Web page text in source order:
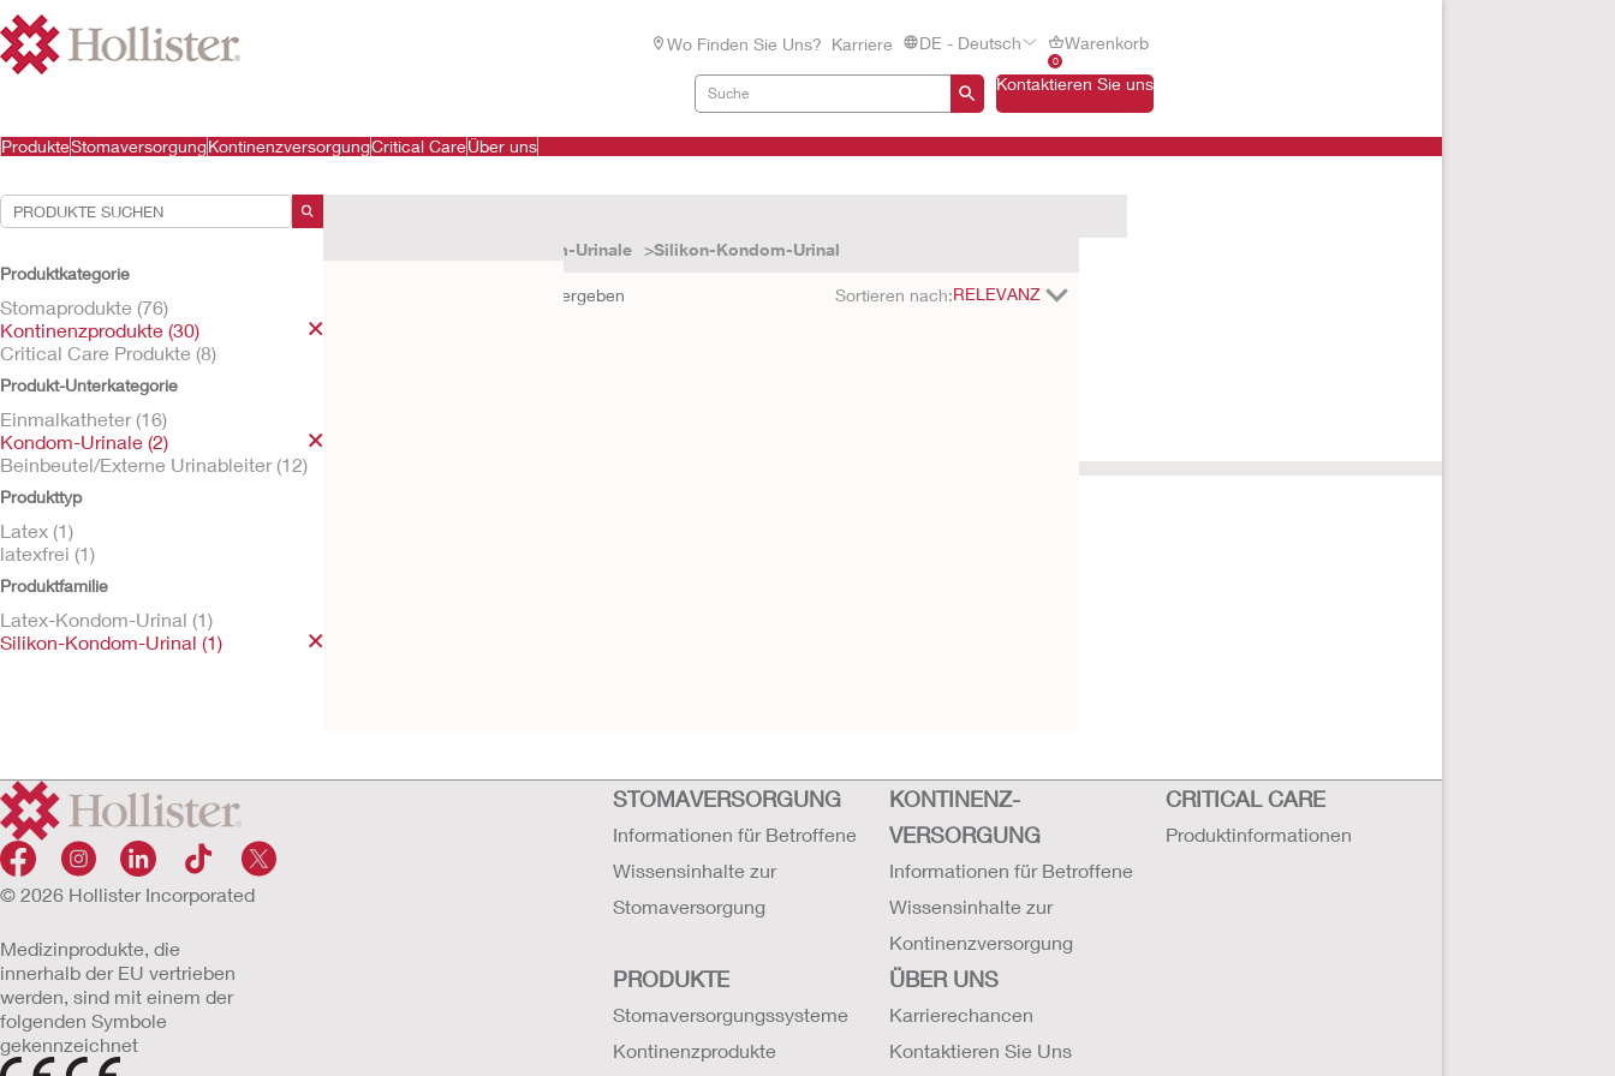
Wo Finden Sie Uns? Karriere DE - Deutsch
0
Warenkorb
Kontaktieren Sie uns
ProdukteStomaversorgungKontinenzversorgungCritical CareÜber uns
Produktkategorie
Stomaprodukte (76)
Kontinenzprodukte (30)
Critical Care Produkte (8)
Produkt-Unterkategorie
Einmalkatheter (16)
Kondom-Urinale (2)
Beinbeutel/Externe Urinableiter (12)
Produkttyp
Latex (1)
latexfrei (1)
Produktfamilie
Latex-Kondom-Urinal (1)
Silikon-Kondom-Urinal (1)
Kondom-Urinale Silikon-Kondom-Urinal
Ergebnisse ergeben Sortieren nach:
© 2026 Hollister Incorporated
Medizinprodukte, die
innerhalb der EU vertrieben
werden, sind mit einem der
folgenden Symbole
gekennzeichnet
STOMAVERSORGUNG
Informationen für Betroffene
Wissensinhalte zur
Stomaversorgung
KONTINENZ-
VERSORGUNG
Informationen für Betroffene
Wissensinhalte zur
Kontinenzversorgung
CRITICAL CARE
Produktinformationen
PRODUKTE
Stomaversorgungssysteme
Kontinenzprodukte
ÜBER UNS
Karrierechancen
Kontaktieren Sie Uns